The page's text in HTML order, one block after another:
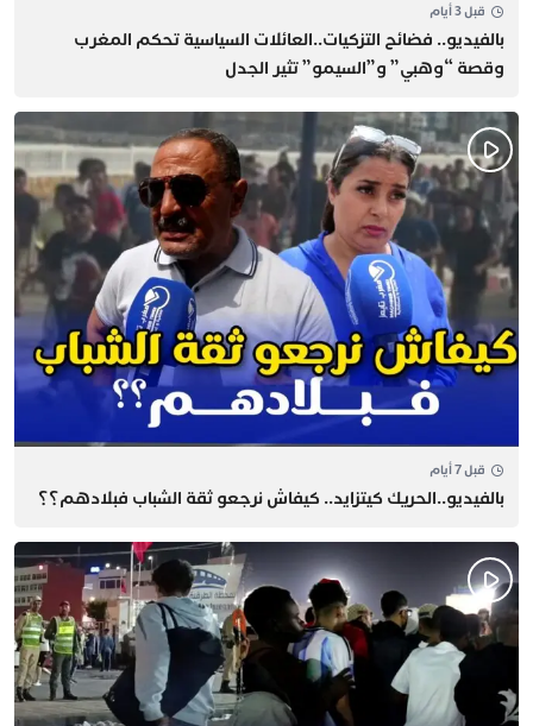
قبل 3 أيام
بالفيديو.. فضائح التزكيات..العائلات السياسية تحكم المغرب
وقصة “وهبي” و”السيمو” تثير الجدل
قبل 7 أيام
بالفيديو..الحريك كيتزايد.. كيفاش نرجعو ثقة الشباب فبلادهم؟؟